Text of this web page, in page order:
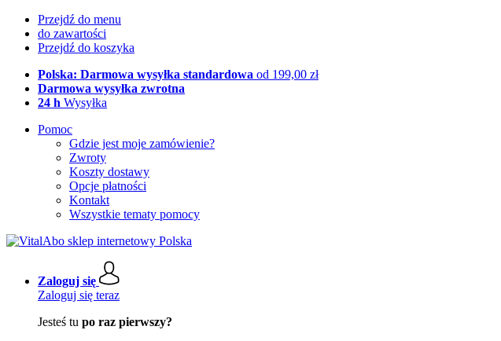
Przejdź do menu
do zawartości
Przejdź do koszyka
Polska: Darmowa wysyłka standardowa od 199,00 zł
Darmowa wysyłka zwrotna
24 h Wysyłka
Pomoc
Gdzie jest moje zamówienie?
Zwroty
Koszty dostawy
Opcje płatności
Kontakt
Wszystkie tematy pomocy
Zaloguj się
Zaloguj się teraz
Jesteś tu po raz pierwszy?